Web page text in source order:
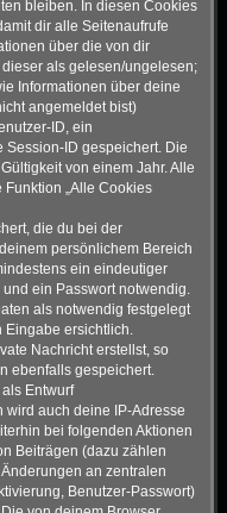
bleiben. In diesen Cookies
dir alle Seitenaufrufe
über die von dir
als gelesen/ungelesen;
Informationen über deine
angemeldet bist)
ID, ein
ID gespeichert. Die
von einem Jahr. Alle
„Alle Cookies
die du bei der
persönlichem Bereich
ein eindeutiger
ein Passwort notwendig.
als notwendig festgelegt
Eingabe ersichtlich.
Nachricht erstellst, so
ebenfalls gespeichert.
Entwurf
auch deine IP-Adresse
bei folgenden Aktionen
Beiträgen (dazu zählen
an zentralen
Benutzer-Passwort)